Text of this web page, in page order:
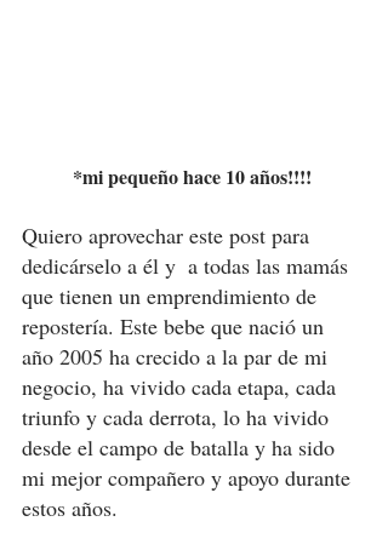
*mi pequeño hace 10 años!!!!
Quiero aprovechar este post para
dedicárselo a él y  a todas las mamás
que tienen un emprendimiento de
repostería. Este bebe que nació un
año 2005 ha crecido a la par de mi
negocio, ha vivido cada etapa, cada
triunfo y cada derrota, lo ha vivido
desde el campo de batalla y ha sido
mi mejor compañero y apoyo durante
estos años.